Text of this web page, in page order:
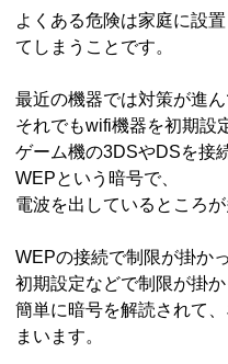
よくある危険は家庭に設
てしまうことです。
最近の機器では対策が進ん
それでもwifi機器を初期設
ゲーム機の3DSやDSを接
WEPという暗号で、
電波を出しているところが
WEPの接続で制限が掛か
初期設定などで制限が掛
簡単に暗号を解読されて
まいます。